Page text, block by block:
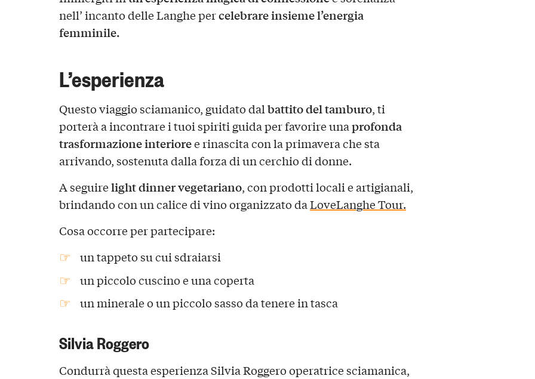
nell’ incanto delle Langhe percelebrare insieme l’energia
femminile.
L’esperienza
Questo viaggio sciamanico, guidato dalbattito del tamburo, ti
porterà a incontrare i tuoi spiriti guida per favorire unaprofonda
trasformazione interioree rinascita con la primavera che sta
arrivando, sostenuta dalla forza di un cerchio di donne.
A seguirelight dinner vegetariano, con prodotti locali e artigianali,
brindando con un calice di vino organizzato daLoveLanghe Tour.
Cosa occorre per partecipare:
un tappeto su cui sdraiarsi
un piccolo cuscino e una coperta
un minerale o un piccolo sasso da tenere in tasca
Silvia Roggero
Condurrà questa esperienza Silvia Roggero operatrice sciamanica,